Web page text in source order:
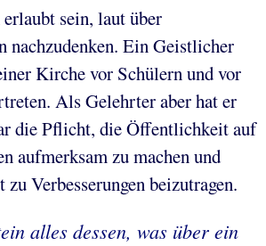
sein, laut über
nachzudenken. Ein Geistlicher
Kirche vor Schülern und vor
Als Gelehrter aber hat er
die Pflicht, die Öffentlichkeit auf
aufmerksam zu machen und
Verbesserungen beizutragen.
alles dessen, was über ein